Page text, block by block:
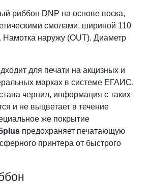
риббон DNP на основе воска,
смолами, шириной 110
наружу (OUT). Диаметр
для печати на акцизных и
марках в системе ЕГАИС.
чернил, информация с таких
и не выцветает в течение
же покрытие
предохраняет печатающую
принтера от быстрого